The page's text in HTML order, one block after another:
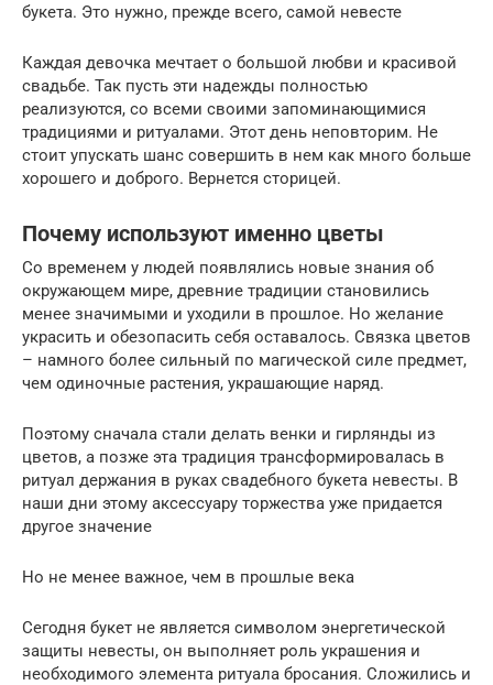
букета. Это нужно, прежде всего, самой невесте
Каждая девочка мечтает о большой любви и красивой
свадьбе. Так пусть эти надежды полностью
реализуются, со всеми своими запоминающимися
традициями и ритуалами. Этот день неповторим. Не
стоит упускать шанс совершить в нем как много больше
хорошего и доброго. Вернется сторицей.
Почему используют именно цветы
Со временем у людей появлялись новые знания об
окружающем мире, древние традиции становились
менее значимыми и уходили в прошлое. Но желание
украсить и обезопасить себя оставалось. Связка цветов
– намного более сильный по магической силе предмет,
чем одиночные растения, украшающие наряд.
Поэтому сначала стали делать венки и гирлянды из
цветов, а позже эта традиция трансформировалась в
ритуал держания в руках свадебного букета невесты. В
наши дни этому аксессуару торжества уже придается
другое значение
Но не менее важное, чем в прошлые века
Сегодня букет не является символом энергетической
защиты невесты, он выполняет роль украшения и
необходимого элемента ритуала бросания. Сложились и